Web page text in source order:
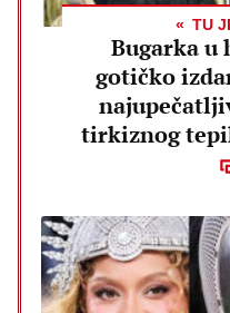
TU
Bugarka u
gotičko
tirkiznog